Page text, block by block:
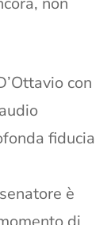
con
fiducia
è